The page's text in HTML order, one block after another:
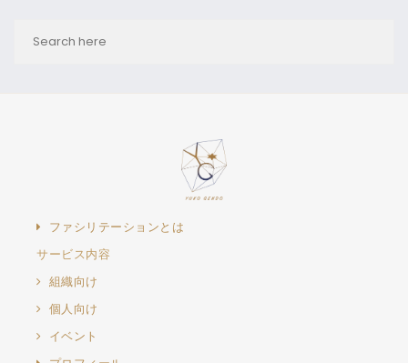
ファシリテーションとは
サービス内容
組織向け
個人向け
イベント